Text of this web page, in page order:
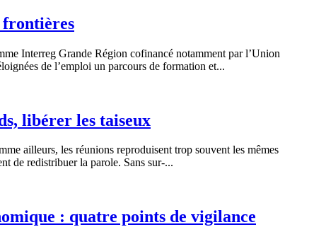
frontières
Interreg Grande Région cofinancé notamment par l’Union
de l’emploi un parcours de formation et...
libérer les taiseux
ailleurs, les réunions reproduisent trop souvent les mêmes
de redistribuer la parole. Sans sur-...
: quatre points de vigilance